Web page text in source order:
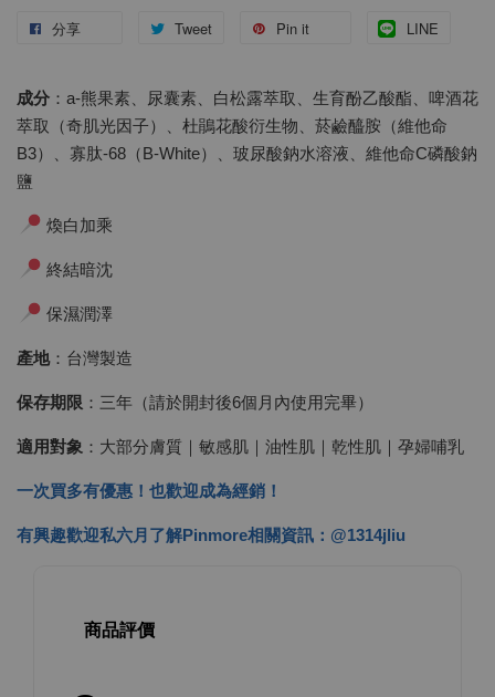
分享 Tweet Pin it LINE
成分 ：a-熊果素、尿囊素、白松露萃取、生育酚乙酸酯、啤酒花
萃取（奇肌光因子）、杜鵑花酸衍生物、菸鹼醯胺（維他命
B3）、寡肽-68（B-White）、玻尿酸鈉水溶液、維他命C磷酸鈉
鹽
煥白加乘
終結暗沈
保濕潤澤
產地：台灣製造
保存期限 ：三年（請於開封後6個月內使用完畢）
適用對象 ：大部分膚質｜敏感肌｜油性肌｜乾性肌｜孕婦哺乳
一次買多有優惠！也歡迎成為經銷！
有興趣歡迎私六月了解Pinmore相關資訊：@1314jliu
商品評價